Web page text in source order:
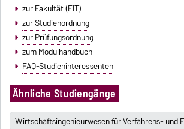
zur Fakultät (EIT)
zur Studienordnung
zur Prüfungsordnung
zum Modulhandbuch
FAQ-Studieninteressenten
Ähnliche Studiengänge
Wirtschaftsingenieurwesen für Verfahrens- und